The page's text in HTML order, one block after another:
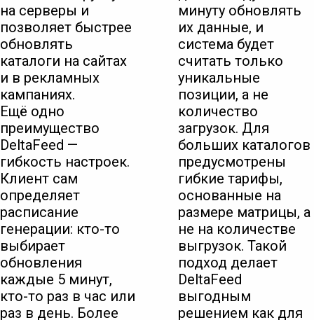
на серверы и
позволяет быстрее
обновлять
каталоги на сайтах
и в рекламных
кампаниях.
Ещё одно
преимущество
DeltaFeed —
гибкость настроек.
Клиент сам
определяет
расписание
генерации: кто-то
выбирает
обновления
каждые 5 минут,
кто-то раз в час или
раз в день. Более
минуту обновлять
их данные, и
система будет
считать только
уникальные
позиции, а не
количество
загрузок. Для
больших каталогов
предусмотрены
гибкие тарифы,
основанные на
размере матрицы, а
не на количестве
выгрузок. Такой
подход делает
DeltaFeed
выгодным
решением как для